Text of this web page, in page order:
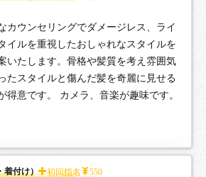
カウンセリングでダメージレス、ライ
イルを重視したおしゃれなスタイルを
いたします。骨格や髪質を考え雰囲気
たスタイルと傷んだ髪を奇麗に見せる
得意です。 カメラ、音楽が趣味です。
着付け） 初回指名¥550